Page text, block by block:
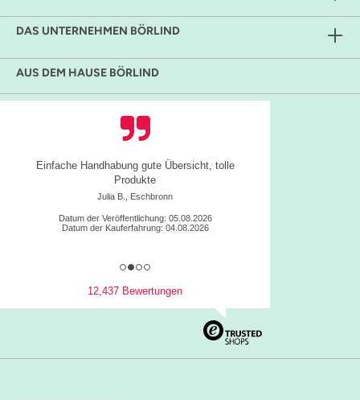
DAS UNTERNEHMEN BÖRLIND
AUS DEM HAUSE BÖRLIND
Einfache Handhabung gute Übersicht, tolle
Produkte
Julia B., Eschbronn
Datum der Veröffentlichung: 05.08.2026
Datum der Kauferfahrung: 04.08.2026
12,437 Bewertungen